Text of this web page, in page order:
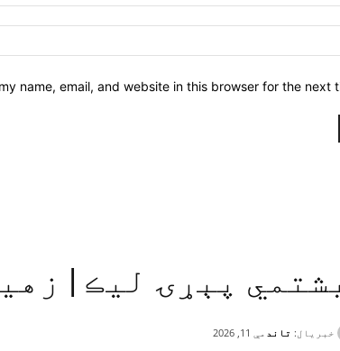
name, email, and website in this browser for the next